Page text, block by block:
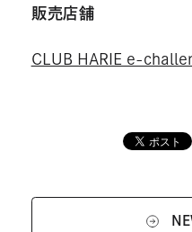
販売店舗
CLUB HARIE e-